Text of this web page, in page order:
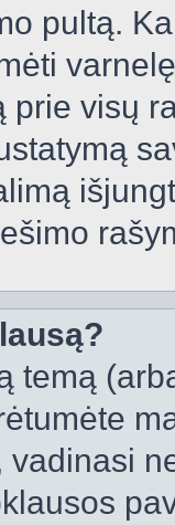
pultą.
prie visų
temą